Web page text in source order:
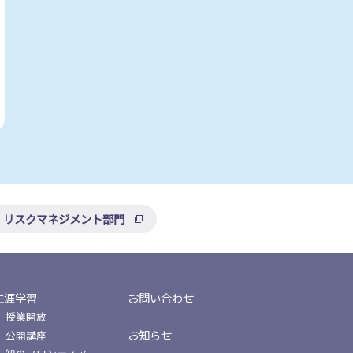
スクマネジメント部門
涯学習
授業開放
公開講座
お問い合わせ
お知らせ